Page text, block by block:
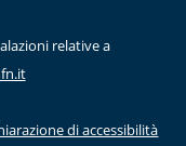
relative a
di accessibilità